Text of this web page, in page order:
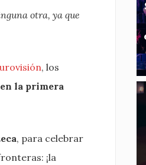
otra, ya que
, los
la primera
, para celebrar
¡la